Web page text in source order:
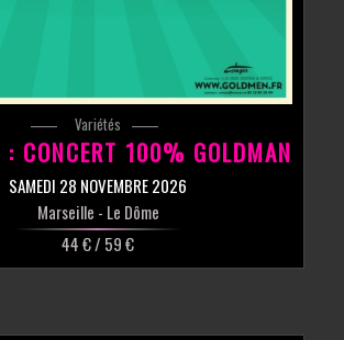
Variétés
: CONCERT 100% GOLDMAN
SAMEDI 28 NOVEMBRE 2026
Marseille - Le Dôme
44 € / 59 €